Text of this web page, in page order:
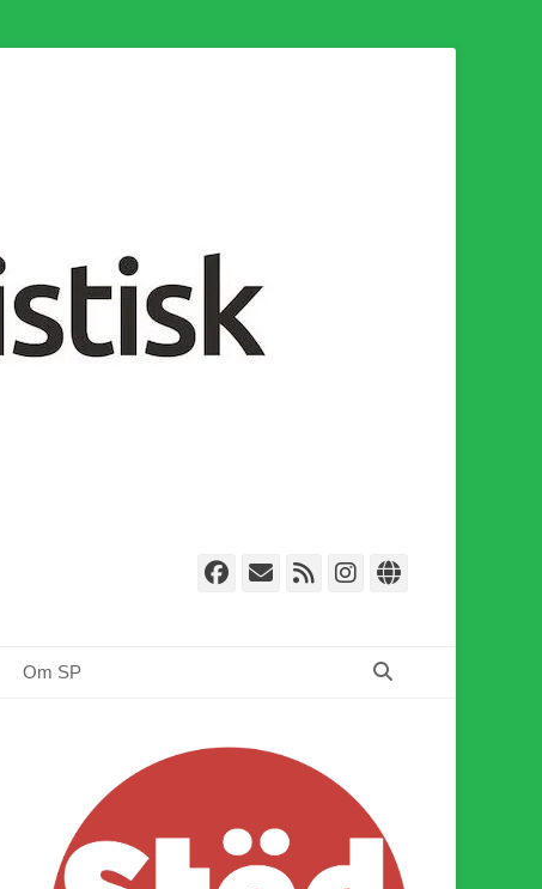
Facebook
E-
Webbflöde
Instagram
Om SP